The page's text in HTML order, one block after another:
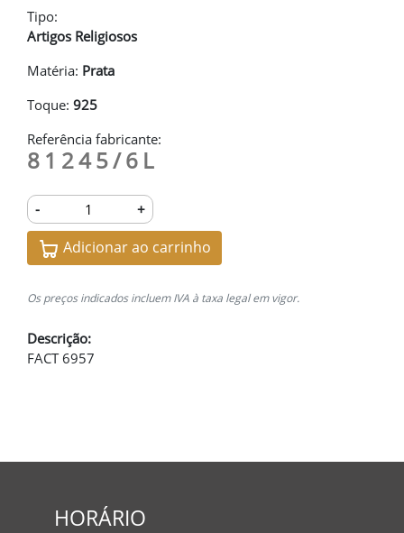
Tipo:
Artigos Religiosos
Matéria: Prata
Toque: 925
Referência fabricante:
81245/6L
- +
Adicionar ao carrinho
Os preços indicados incluem IVA à taxa legal em vigor.
Descrição:
FACT 6957
HORÁRIO